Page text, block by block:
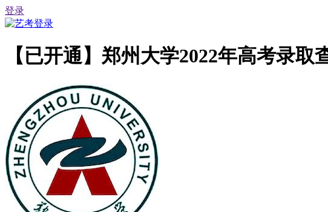
登录
【已开通】郑州大学2022年高考录取